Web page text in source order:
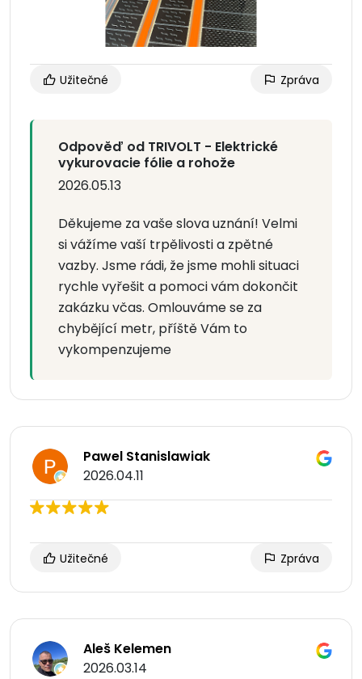
Užitečné Zpráva
Odpověď od TRIVOLT - Elektrické
vykurovacie fólie a rohože
2026.05.13
Děkujeme za vaše slova uznání! Velmi
si vážíme vaší trpělivosti a zpětné
vazby. Jsme rádi, že jsme mohli situaci
rychle vyřešit a pomoci vám dokončit
zakázku včas. Omlouváme se za
chybějící metr, příště Vám to
vykompenzujeme
Pawel Stanislawiak
2026.04.11
Užitečné Zpráva
Aleš Kelemen
2026.03.14